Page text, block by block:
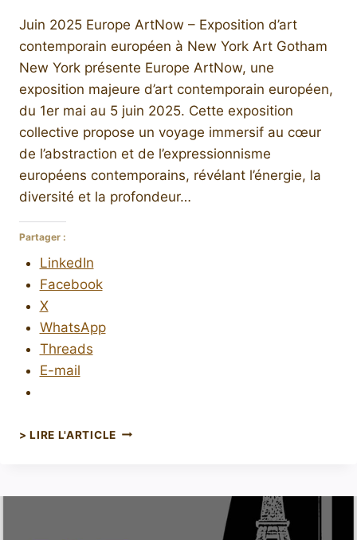
Juin 2025 Europe ArtNow – Exposition d’art
contemporain européen à New York Art Gotham
New York présente Europe ArtNow, une
exposition majeure d’art contemporain européen,
du 1er mai au 5 juin 2025. Cette exposition
collective propose un voyage immersif au cœur
de l’abstraction et de l’expressionnisme
européens contemporains, révélant l’énergie, la
diversité et la profondeur…
Partager :
LinkedIn
Facebook
X
WhatsApp
Threads
E-mail
> LIRE L'ARTICLE